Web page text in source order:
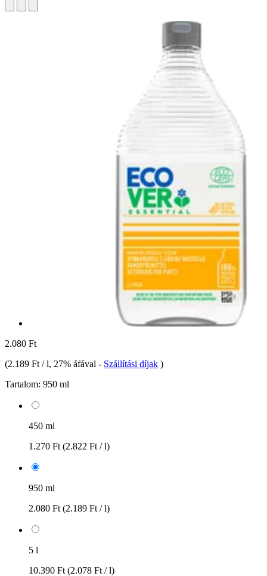
2.080 Ft
(2.189 Ft / l, 27% áfával - Szállítási díjak )
Tartalom: 950 ml
450 ml
1.270 Ft (2.822 Ft / l)
950 ml
2.080 Ft (2.189 Ft / l)
5 l
10.390 Ft (2.078 Ft / l)